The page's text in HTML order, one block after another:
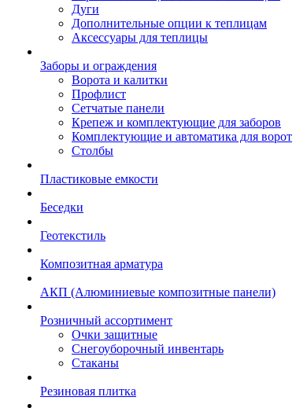
Дуги
Дополнительные опции к теплицам
Аксессуары для теплицы
Заборы и ограждения
Ворота и калитки
Профлист
Сетчатые панели
Крепеж и комплектующие для заборов
Комплектующие и автоматика для ворот
Столбы
Пластиковые емкости
Беседки
Геотекстиль
Композитная арматура
АКП (Алюминиевые композитные панели)
Розничный ассортимент
Очки защитные
Снегоуборочный инвентарь
Стаканы
Резиновая плитка